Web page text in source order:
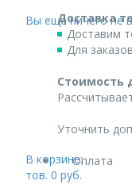
Вы еще ничего не
В корзине:
тов. 0 руб.
Доставка
Доставим
Для
Стоимость
Уточнить
Оплата